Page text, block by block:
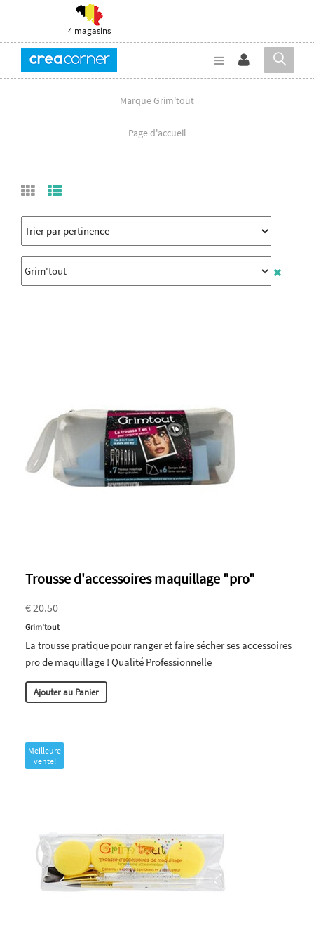
4 magasins
Marque Grim'tout
Page d'accueil
Trousse d'accessoires maquillage "pro"
€ 20.50
Grim'tout
La trousse pratique pour ranger et faire sécher ses accessoires
pro de maquillage ! Qualité Professionnelle
Ajouter au Panier
Meilleure
vente!